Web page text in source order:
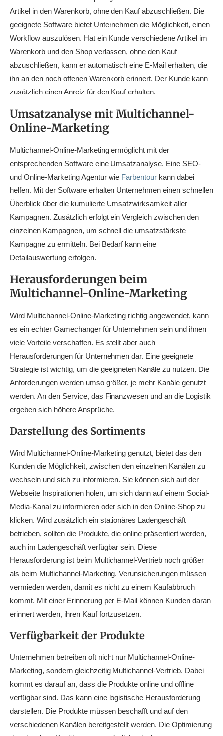
Artikel in den Warenkorb, ohne den Kauf abzuschließen. Die
geeignete Software bietet Unternehmen die Möglichkeit, einen
Workflow auszulösen. Hat ein Kunde verschiedene Artikel im
Warenkorb und den Shop verlassen, ohne den Kauf
abzuschließen, kann er automatisch eine E-Mail erhalten, die
ihn an den noch offenen Warenkorb erinnert. Der Kunde kann
zusätzlich einen Anreiz für den Kauf erhalten.
Umsatzanalyse mit Multichannel-
Online-Marketing
Multichannel-Online-Marketing ermöglicht mit der
entsprechenden Software eine Umsatzanalyse. Eine SEO-
und Online-Marketing Agentur wie Farbentour kann dabei
helfen. Mit der Software erhalten Unternehmen einen schnellen
Überblick über die kumulierte Umsatzwirksamkeit aller
Kampagnen. Zusätzlich erfolgt ein Vergleich zwischen den
einzelnen Kampagnen, um schnell die umsatzstärkste
Kampagne zu ermitteln. Bei Bedarf kann eine
Detailauswertung erfolgen.
Herausforderungen beim
Multichannel-Online-Marketing
Wird Multichannel-Online-Marketing richtig angewendet, kann
es ein echter Gamechanger für Unternehmen sein und ihnen
viele Vorteile verschaffen. Es stellt aber auch
Herausforderungen für Unternehmen dar. Eine geeignete
Strategie ist wichtig, um die geeigneten Kanäle zu nutzen. Die
Anforderungen werden umso größer, je mehr Kanäle genutzt
werden. An den Service, das Finanzwesen und an die Logistik
ergeben sich höhere Ansprüche.
Darstellung des Sortiments
Wird Multichannel-Online-Marketing genutzt, bietet das den
Kunden die Möglichkeit, zwischen den einzelnen Kanälen zu
wechseln und sich zu informieren. Sie können sich auf der
Webseite Inspirationen holen, um sich dann auf einem Social-
Media-Kanal zu informieren oder sich in den Online-Shop zu
klicken. Wird zusätzlich ein stationäres Ladengeschäft
betrieben, sollten die Produkte, die online präsentiert werden,
auch im Ladengeschäft verfügbar sein. Diese
Herausforderung ist beim Multichannel-Vertrieb noch größer
als beim Multichannel-Marketing. Verunsicherungen müssen
vermieden werden, damit es nicht zu einem Kaufabbruch
kommt. Mit einer Erinnerung per E-Mail können Kunden daran
erinnert werden, ihren Kauf fortzusetzen.
Verfügbarkeit der Produkte
Unternehmen betreiben oft nicht nur Multichannel-Online-
Marketing, sondern gleichzeitig Multichannel-Vertrieb. Dabei
kommt es darauf an, dass die Produkte online und offline
verfügbar sind. Das kann eine logistische Herausforderung
darstellen. Die Produkte müssen beschafft und auf den
verschiedenen Kanälen bereitgestellt werden. Die Optimierung